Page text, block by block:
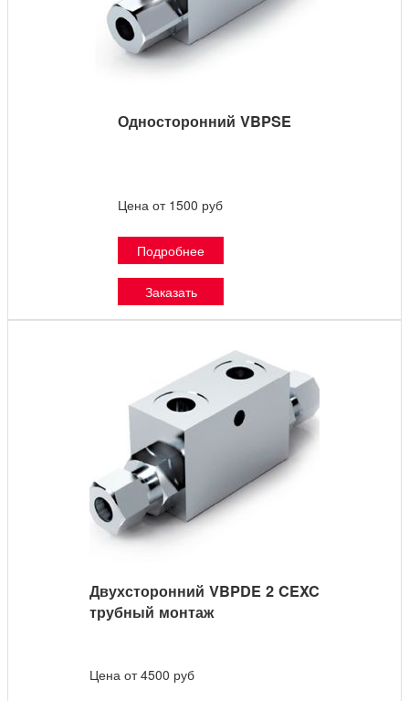
Односторонний VBPSE
Цена от 1500 руб
Подробнее
Заказать
Двухсторонний VBPDE 2 CEXC
трубный монтаж
Цена от 4500 руб